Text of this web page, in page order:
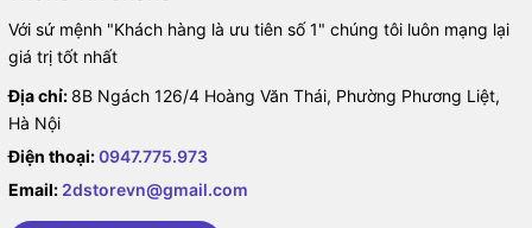
chí giúp sản phẩm ghi điểm trong mắt người tiêu dùng.
Với sứ mệnh "Khách hàng là ưu tiên số 1" chúng tôi luôn mạng lại
giá trị tốt nhất
Địa chỉ: 8B Ngách 126/4 Hoàng Văn Thái, Phường Phương Liệt,
Hà Nội
Điện thoại:0947.775.973
Email: 2dstorevn@gmail.com